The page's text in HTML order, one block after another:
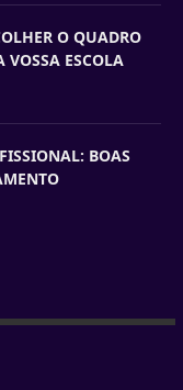
O QUADRO
VOSSA ESCOLA
BOAS